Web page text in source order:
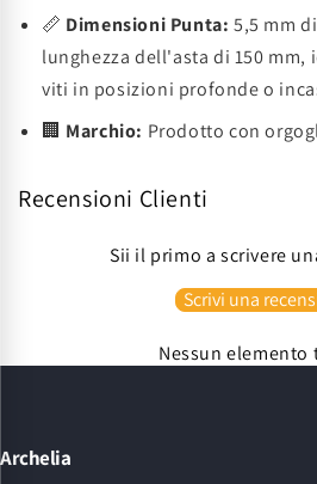
📏 Dimensioni Punta: 5,5 mm
lunghezza dell'asta di 150 mm,
viti in posizioni profonde o
🏢 Marchio: Prodotto con
Recensioni Clienti
Sii il primo a scrivere
Scrivi una
Nessun elemento
Archelia